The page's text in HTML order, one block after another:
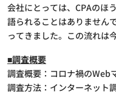
会社にとっては、CPAのほ
語られることはありません
ってきました。この流れは
■調査概要
調査概要：コロナ禍のWeb
調査方法：インターネット